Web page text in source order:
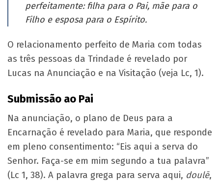
perfeitamente: filha para o Pai, mãe para o
Filho e esposa para o Espírito.
O relacionamento perfeito de Maria com todas
as três pessoas da Trindade é revelado por
Lucas na Anunciação e na Visitação (veja Lc, 1).
Submissão ao Pai
Na anunciação, o plano de Deus para a
Encarnação é revelado para Maria, que responde
em pleno consentimento: “Eis aqui a serva do
Senhor. Faça-se em mim segundo a tua palavra”
(Lc 1, 38). A palavra grega para serva aqui, doulē,